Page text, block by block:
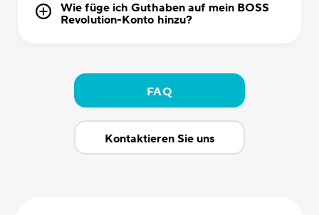
Wie füge ich Guthaben auf mein BOSS
Revolution-Konto hinzu?
FAQ
Kontaktieren Sie uns